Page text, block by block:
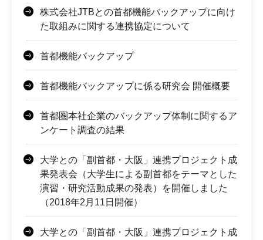
株式会社JTBとの首都機能バックアップに向け
た取組みに関する連携協定について
首都機能バックアップ
首都機能バックアップに係る研究会 開催概要
首都圏本社企業のバックアップ体制に関するア
ンケート調査の結果
大学との「副首都・大阪」連携プロジェクト成
果発表会（大学生による副首都をテーマとした
演習・研究活動成果の発表）を開催しました
（2018年2月11日開催）
大学との「副首都・大阪」連携プロジェクト成